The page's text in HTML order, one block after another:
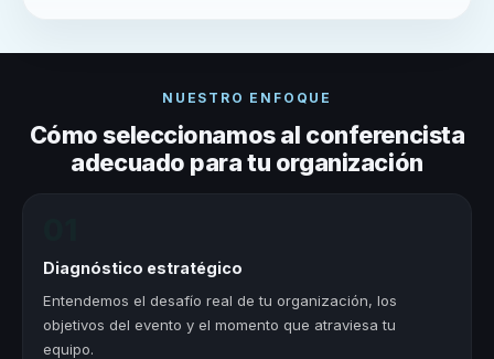
NUESTRO ENFOQUE
Cómo seleccionamos al conferencista
adecuado para tu organización
Diagnóstico estratégico
Entendemos el desafío real de tu organización, los
objetivos del evento y el momento que atraviesa tu
equipo.